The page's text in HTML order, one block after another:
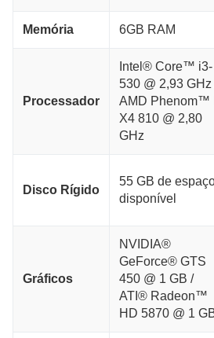
Memória 6GB RAM
Processador
Intel® Core™ i3-
530 @ 2,93 GHz
AMD Phenom™ II
X4 810 @ 2,80
GHz
Disco Rígido
55 GB de
disponível
Gráficos
NVIDIA®
GeForce® GTS
450 @ 1 GB /
ATI® Radeon™
HD 5870 @ 1